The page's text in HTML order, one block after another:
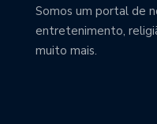
Somos um portal de
entretenimento,
muito mais.